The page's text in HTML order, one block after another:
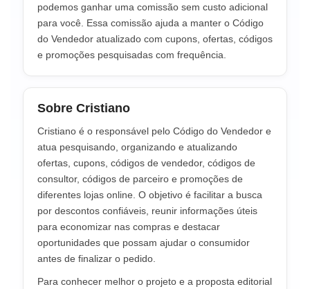
podemos ganhar uma comissão sem custo adicional
para você. Essa comissão ajuda a manter o Código
do Vendedor atualizado com cupons, ofertas, códigos
e promoções pesquisadas com frequência.
Sobre Cristiano
Cristiano é o responsável pelo Código do Vendedor e
atua pesquisando, organizando e atualizando
ofertas, cupons, códigos de vendedor, códigos de
consultor, códigos de parceiro e promoções de
diferentes lojas online. O objetivo é facilitar a busca
por descontos confiáveis, reunir informações úteis
para economizar nas compras e destacar
oportunidades que possam ajudar o consumidor
antes de finalizar o pedido.
Para conhecer melhor o projeto e a proposta editorial